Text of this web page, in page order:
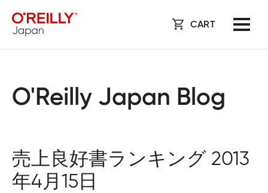
CART
O'Reilly Japan Blog
売上良好書ランキング 2013
年4月15日